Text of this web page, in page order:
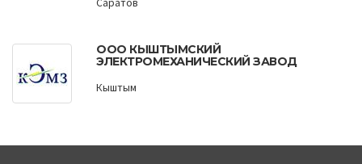
Саратов
ООО КЫШТЫМСКИЙ
ЭЛЕКТРОМЕХАНИЧЕСКИЙ ЗАВОД
Кыштым